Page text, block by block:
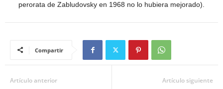
perorata de Zabludovsky en 1968 no lo hubiera mejorado).
Compartir
Artículo anterior Artículo siguiente